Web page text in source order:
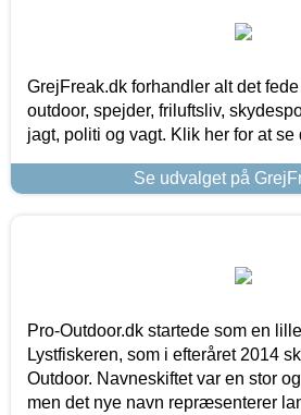
GrejFreak.dk forhandler alt det fede
outdoor, spejder, friluftsliv,
jagt, politi og vagt. Klik her for at se
Se udvalget på
Pro-Outdoor.dk startede som en
Lystfiskeren, som i efteråret 2014
Outdoor. Navneskiftet var en stor
men det nye navn repræsenterer